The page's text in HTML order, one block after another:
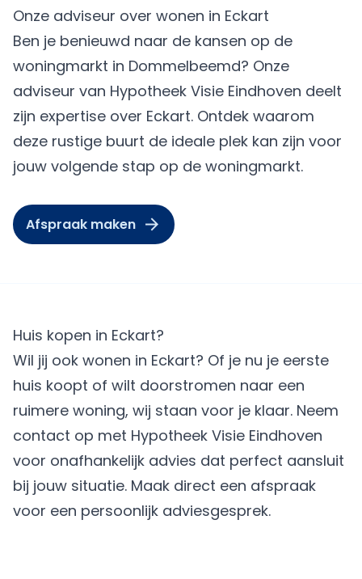
Onze adviseur over wonen in Eckart
Ben je benieuwd naar de kansen op de
woningmarkt in Dommelbeemd? Onze
adviseur van Hypotheek Visie Eindhoven deelt
zijn expertise over Eckart. Ontdek waarom
deze rustige buurt de ideale plek kan zijn voor
jouw volgende stap op de woningmarkt.
Afspraak maken
Huis kopen in Eckart?
Wil jij ook wonen in Eckart? Of je nu je eerste
huis koopt of wilt doorstromen naar een
ruimere woning, wij staan voor je klaar. Neem
contact op met Hypotheek Visie Eindhoven
voor onafhankelijk advies dat perfect aansluit
bij jouw situatie. Maak direct een afspraak
voor een persoonlijk adviesgesprek.